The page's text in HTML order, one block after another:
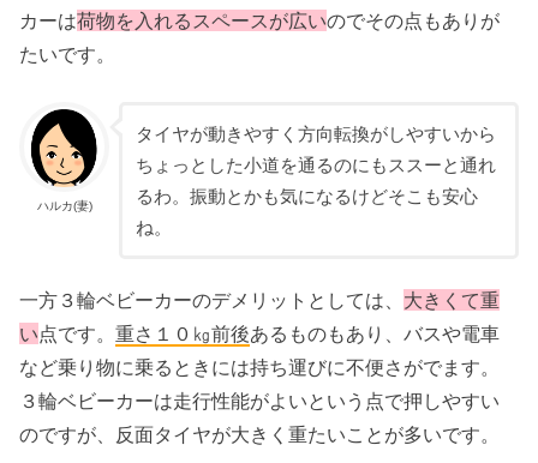
カーは荷物を入れるスペースが広いのでその点もありが
たいです。
ハルカ(妻)
タイヤが動きやすく方向転換がしやすいから
ちょっとした小道を通るのにもススーと通れ
るわ。振動とかも気になるけどそこも安心
ね。
一方３輪ベビーカーのデメリットとしては、 大きくて重
い点です。重さ１０㎏前後あるものもあり、バスや電車
など乗り物に乗るときには持ち運びに不便さがでます。
３輪ベビーカーは走行性能がよいという点で押しやすい
のですが、反面タイヤが大きく重たいことが多いです。